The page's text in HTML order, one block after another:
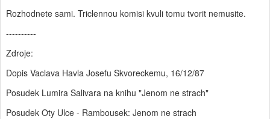
Rozhodnete sami. Triclennou komisi kvuli tomu tvorit nemusite.
----------
Zdroje:
Dopis Vaclava Havla Josefu Skvoreckemu, 16/12/87
Posudek Lumira Salivara na knihu "Jenom ne strach"
Posudek Oty Ulce - Rambousek: Jenom ne strach